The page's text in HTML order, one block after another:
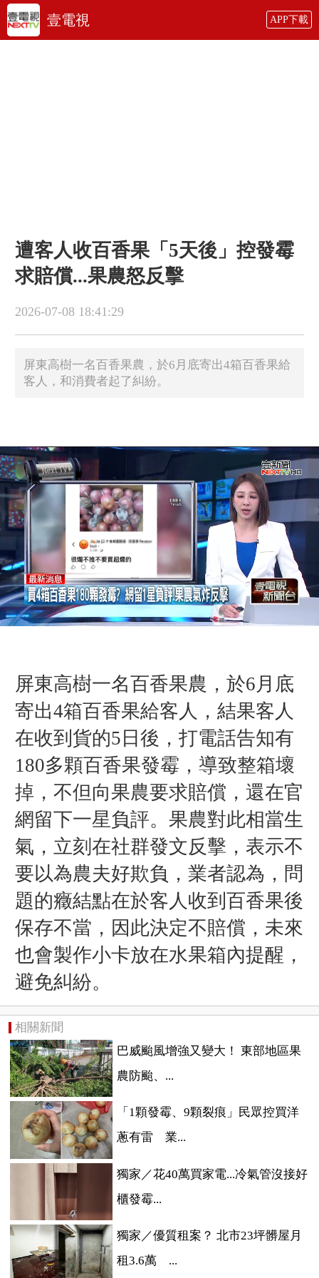
壹電視 APP下載
遭客人收百香果「5天後」控發霉
求賠償...果農怒反擊
2026-07-08 18:41:29
屏東高樹一名百香果農，於6月底寄出4箱百香果給
客人，和消費者起了糾紛。
屏東高樹一名百香果農，於6月底
寄出4箱百香果給客人，結果客人
在收到貨的5日後，打電話告知有
180多顆百香果發霉，導致整箱壞
掉，不但向果農要求賠償，還在官
網留下一星負評。果農對此相當生
氣，立刻在社群發文反擊，表示不
要以為農夫好欺負，業者認為，問
題的癥結點在於客人收到百香果後
保存不當，因此決定不賠償，未來
也會製作小卡放在水果箱內提醒，
避免糾紛。
相關新聞
巴威颱風增強又變大！ 東部地區果
農防颱、...
「1顆發霉、9顆裂痕」民眾控買洋
蔥有雷 業...
獨家／花40萬買家電...冷氣管沒接好
櫃發霉...
獨家／優質租案？ 北市23坪髒屋月
租3.6萬 ...